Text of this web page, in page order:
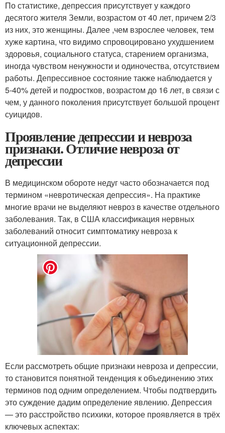
По статистике, депрессия присутствует у каждого
десятого жителя Земли, возрастом от 40 лет, причем 2/3
из них, это женщины. Далее ,чем взрослее человек, тем
хуже картина, что видимо спровоцировано ухудшением
здоровья, социального статуса, старением организма,
иногда чувством ненужности и одиночества, отсутствием
работы. Депрессивное состояние также наблюдается у
5-40% детей и подростков, возрастом до 16 лет, в связи с
чем, у данного поколения присутствует большой процент
суицидов.
Проявление депрессии и невроза
признаки. Отличие невроза от
депрессии
В медицинском обороте недуг часто обозначается под
термином «невротическая депрессия». На практике
многие врачи не выделяют невроз в качестве отдельного
заболевания. Так, в США классификация нервных
заболеваний относит симптоматику невроза к
ситуационной депрессии.
Если рассмотреть общие признаки невроза и депрессии,
то становится понятной тенденция к объединению этих
терминов под одним определением. Чтобы подтвердить
это суждение дадим определение явлению. Депрессия
— это расстройство психики, которое проявляется в трёх
ключевых аспектах: